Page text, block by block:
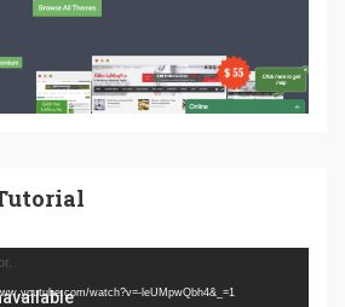
watch?v=-leUMpwQbh4&_=1